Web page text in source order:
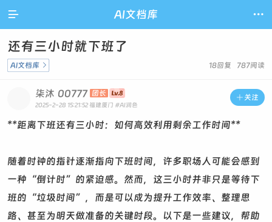
 AI文档库 
还有三小时就下班了
18回复 787阅读
AI文档库 
 关注
柒沐 00777 团长
2025-2-28 15:21:52 福建厦门 #AI润色
**距离下班还有三小时：如何高效利用剩余工作时间**
随着时钟的指针逐渐指向下班时间，许多职场人可能会感到
一种“倒计时”的紧迫感。然而，这三小时并非只是等待下
班的“垃圾时间”，而是可以成为提升工作效率、整理思
路、甚至为明天做准备的关键时段。以下是一些建议，帮助